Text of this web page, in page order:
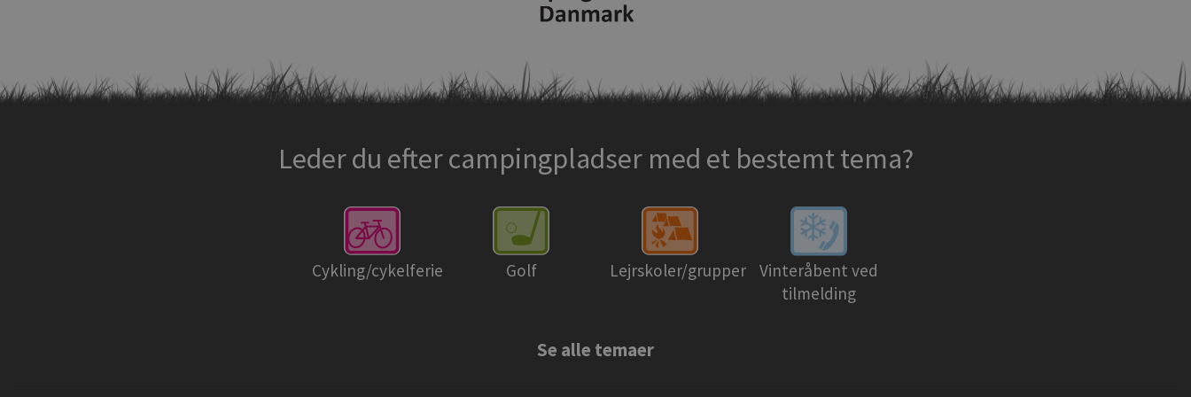
Leder du efter campingpladser med et bestemt tema?
Cykling/cykelferie Golf Lejrskoler/grupper
Vinteråbent ved
tilmelding
Se alle temaer